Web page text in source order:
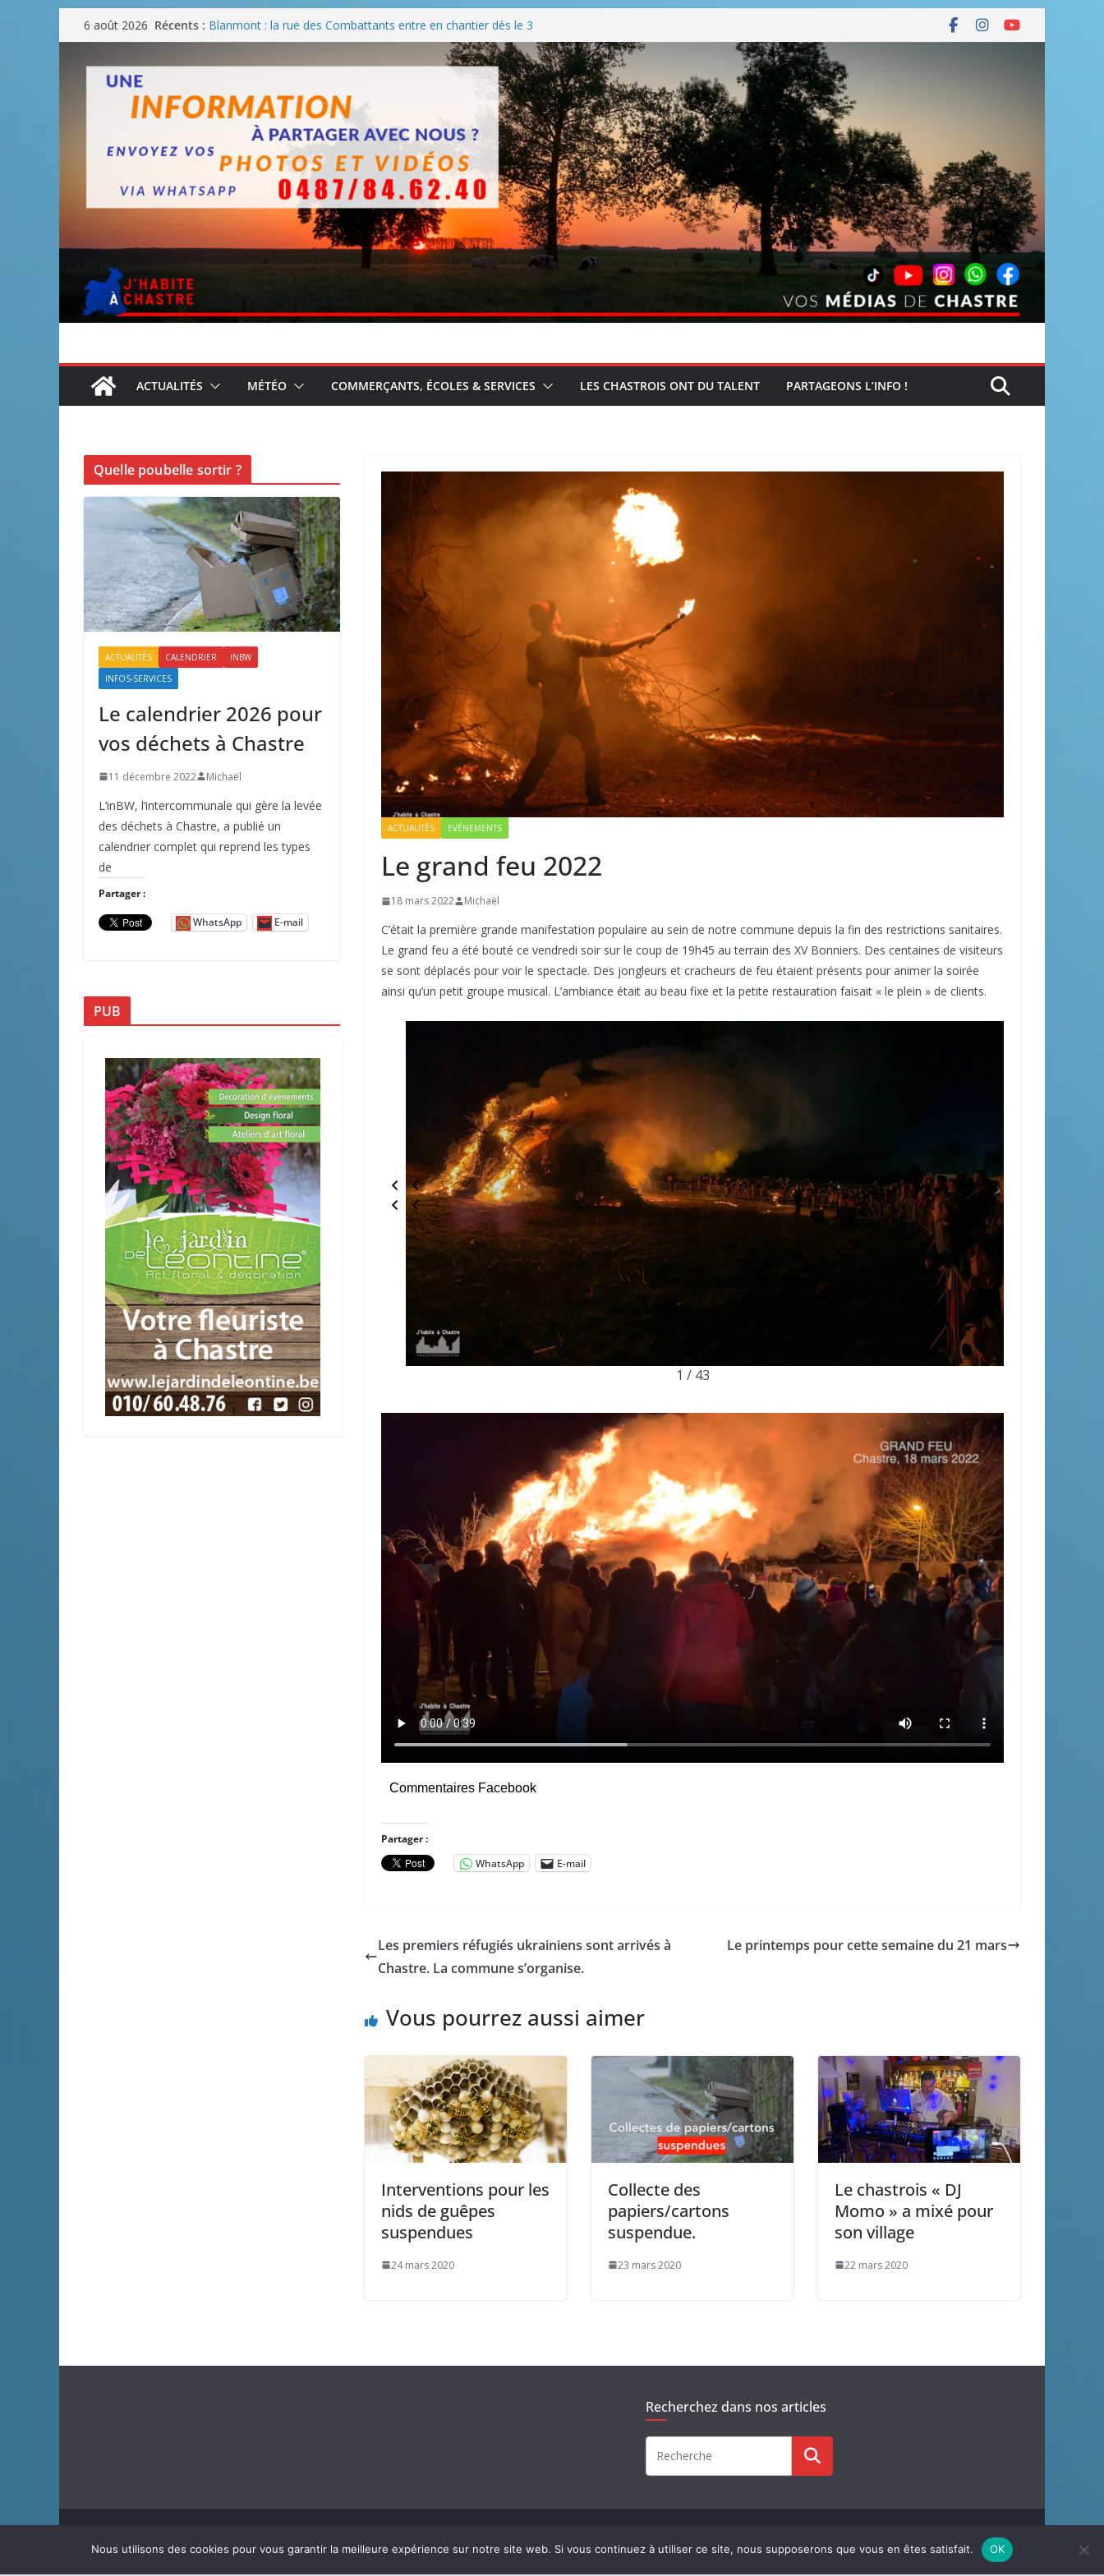
Passer
au
contenu
6 août 2026 Récents : Blanmont : la rue des Combattants entre en chantier dès le 3
août
Une fête nationale sans drache
ACTUALITÉS MÉTÉO COMMERÇANTS, ÉCOLES & SERVICES LES CHASTROIS ONT DU TALENT PARTAGEONS L’INFO !
ACTUALITÉS EVÉNEMENTS
Le grand feu 2022
18 mars 2022 Michaël
C’était la première grande manifestation populaire au sein de notre commune depuis la fin des restrictions sanitaires.
Le grand feu a été bouté ce vendredi soir sur le coup de 19h45 au terrain des XV Bonniers. Des centaines de visiteurs
se sont déplacés pour voir le spectacle. Des jongleurs et cracheurs de feu étaient présents pour animer la soirée
ainsi qu’un petit groupe musical. L’ambiance était au beau fixe et la petite restauration faisait « le plein » de clients.
1 / 43
Commentaires Facebook
Partager :
WhatsApp
E-mail
Les premiers réfugiés ukrainiens sont arrivés à
Chastre. La commune s’organise.
Le printemps pour cette semaine du 21 mars
Vous pourrez aussi aimer
Interventions pour les
nids de guêpes
suspendues
24 mars 2020
Collecte des
papiers/cartons
suspendue.
23 mars 2020
Le chastrois « DJ
Momo » a mixé pour
son village
22 mars 2020
Quelle poubelle sortir ?
ACTUALITÉS CALENDRIER
INBW
INFOS-SERVICES
Le calendrier 2026 pour
vos déchets à Chastre
11 décembre 2022 Michaël
L’inBW, l’intercommunale qui gère la levée
des déchets à Chastre, a publié un
calendrier complet qui reprend les types
de
Partager :
WhatsApp E-mail
PUB
Recherchez dans nos articles
ThemeColorMagpar ThemeGrill. Propulsé parWordPress.
Nous utilisons des cookies pour vous garantir la meilleure expérience sur notre site web. Si vous continuez à utiliser ce site, nous supposerons que vous en êtes satisfait. OK